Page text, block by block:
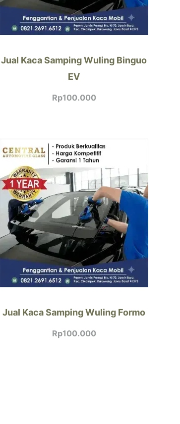
Jual Kaca Samping Wuling Binguo
EV
Rp100.000
Jual Kaca Samping Wuling Formo
Rp100.000